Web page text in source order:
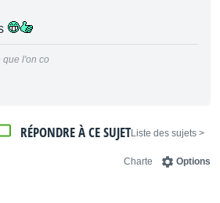
que l'on co
< Liste des sujets
RÉPONDRE À CE SUJET
Options
Charte